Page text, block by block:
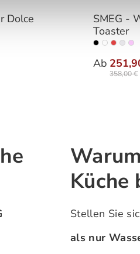
Dolce
SMEG -
Toaster
Ab
358,00 €
Küche
Stellen Sie
als nur